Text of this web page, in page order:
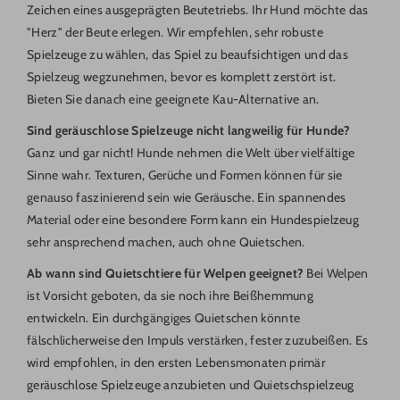
Zeichen eines ausgeprägten Beutetriebs. Ihr Hund möchte das
"Herz" der Beute erlegen. Wir empfehlen, sehr robuste
Spielzeuge zu wählen, das Spiel zu beaufsichtigen und das
Spielzeug wegzunehmen, bevor es komplett zerstört ist.
Bieten Sie danach eine geeignete Kau-Alternative an.
Sind geräuschlose Spielzeuge nicht langweilig für Hunde?
Ganz und gar nicht! Hunde nehmen die Welt über vielfältige
Sinne wahr. Texturen, Gerüche und Formen können für sie
genauso faszinierend sein wie Geräusche. Ein spannendes
Material oder eine besondere Form kann ein Hundespielzeug
sehr ansprechend machen, auch ohne Quietschen.
Ab wann sind Quietschtiere für Welpen geeignet? Bei Welpen
ist Vorsicht geboten, da sie noch ihre Beißhemmung
entwickeln. Ein durchgängiges Quietschen könnte
fälschlicherweise den Impuls verstärken, fester zuzubeißen. Es
wird empfohlen, in den ersten Lebensmonaten primär
geräuschlose Spielzeuge anzubieten und Quietschspielzeug